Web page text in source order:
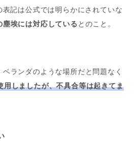
記は公式では明らかにされていな
塵埃には対応している とのこと。
ランダのような場所だと問題なく
用しましたが、不具合等は起きてま